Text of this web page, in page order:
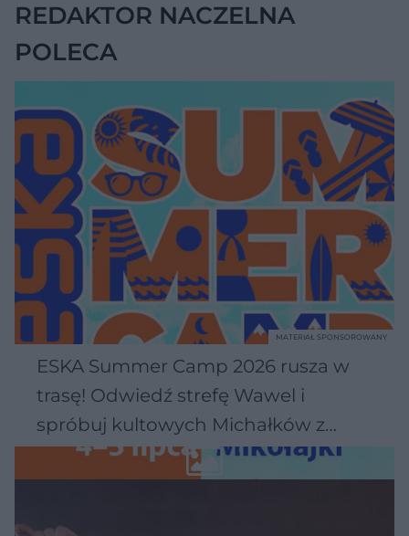
REDAKTOR NACZELNA
POLECA
ESKA Summer Camp 2026 rusza w
trasę! Odwiedź strefę Wawel i
spróbuj kultowych Michałków z
Wawelu
MATERIAŁ SPONSOROWANY